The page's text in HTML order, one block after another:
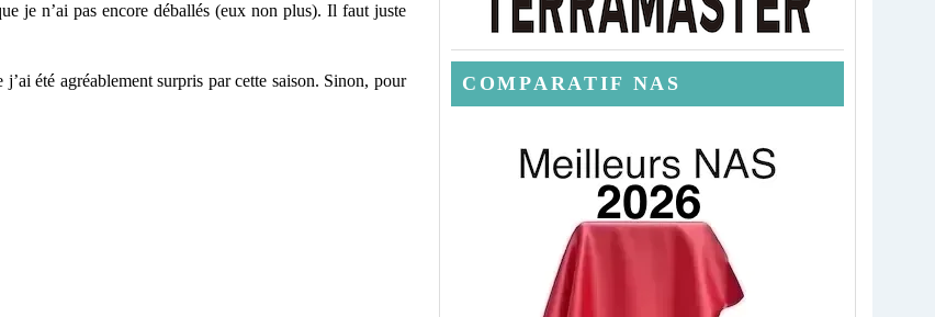
je n’ai pas encore déballés (eux non plus). Il faut juste
été agréablement surpris par cette saison. Sinon, pour
COMPARATIF NAS